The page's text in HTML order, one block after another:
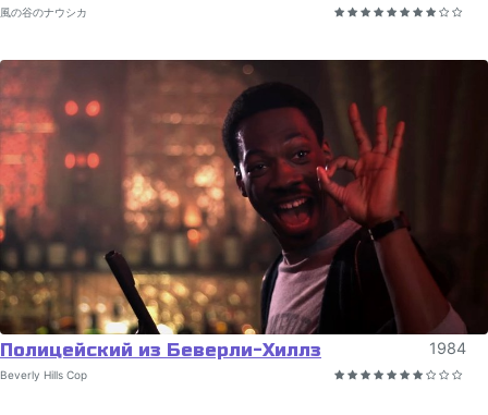
風の谷のナウシカ
Полицейский из Беверли-Хиллз 1984
Beverly Hills Cop